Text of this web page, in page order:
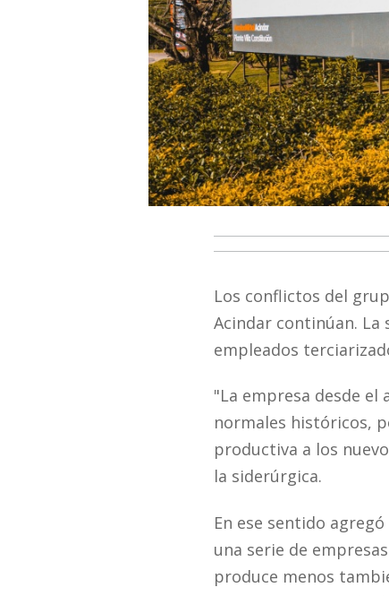
Los conflictos del
Acindar continúan. La
empleados
"La empresa desde el
normales históricos,
productiva a los
la siderúrgica.
En ese sentido
una serie de
produce menos